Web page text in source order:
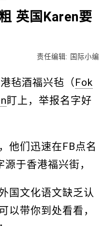
英国Karen要
责任编辑: 国际小编
毡酒福兴毡（ Fok
盯上，举报名字好
他们迅速在FB点名
于香港福兴街，
国文化语文缺乏认
以带你到处看看，